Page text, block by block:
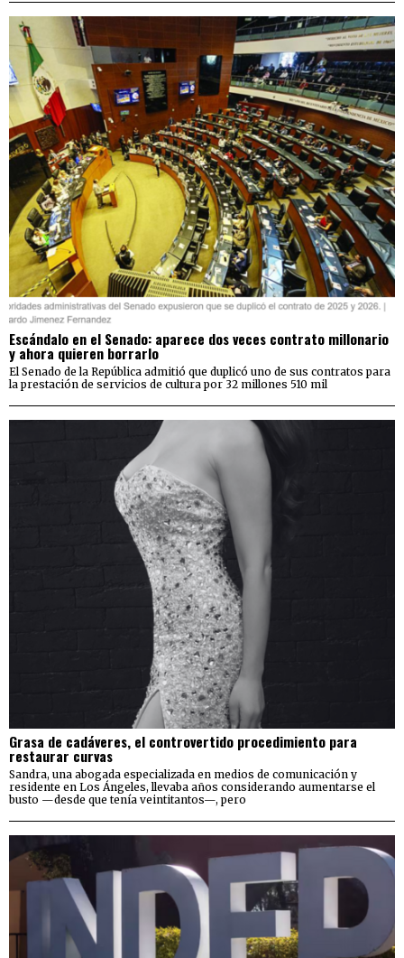
Escándalo en el Senado: aparece dos veces contrato millonario
y ahora quieren borrarlo
El Senado de la República admitió que duplicó uno de sus contratos para
la prestación de servicios de cultura por 32 millones 510 mil
Grasa de cadáveres, el controvertido procedimiento para
restaurar curvas
Sandra, una abogada especializada en medios de comunicación y
residente en Los Ángeles, llevaba años considerando aumentarse el
busto —desde que tenía veintitantos—, pero